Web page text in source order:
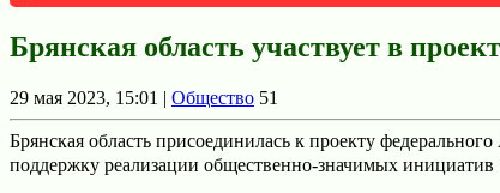
Брянская область участвует в
29 мая 2023, 15:01 | Общество 51
Брянская область присоединилась к проекту
поддержку реализации общественно-значимых